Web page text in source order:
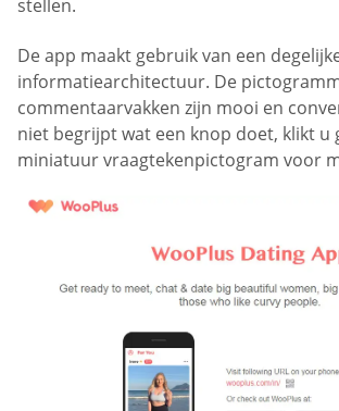
stellen.
De app maakt gebruik van een
informatiearchitectuur. De
commentaarvakken zijn mooi en
niet begrijpt wat een knop doet, klikt u
miniatuur vraagtekenpictogram voor